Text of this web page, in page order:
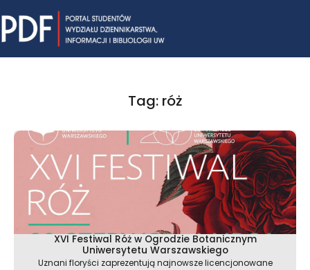
to
content
Tag: róż
XVI Festiwal Róż w Ogrodzie Botanicznym
Uniwersytetu Warszawskiego
Uznani floryści zaprezentują najnowsze licencjonowane